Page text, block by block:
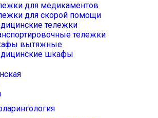
для медикаментов
для скорой помощи
тележки
тележки
вытяжные
шкафы